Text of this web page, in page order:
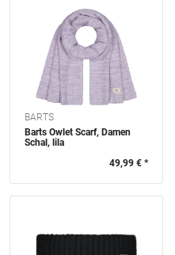
BARTS
Barts Owlet Scarf, Damen
Schal, lila
49,99 € *